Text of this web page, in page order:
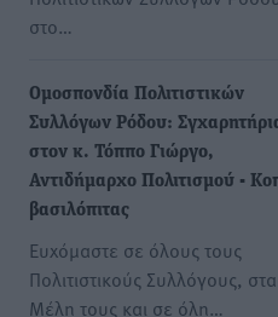
στο…
Ομοσπονδία Πολιτιστικών
Συλλόγων Ρόδου:
στον κ. Τόππο Γιώργο,
Αντιδήμαρχο Πολιτισμού -
βασιλόπιτας
Ευχόμαστε σε όλους τους
Πολιτιστικούς Συλλόγους, στα
Μέλη τους και σε όλη…